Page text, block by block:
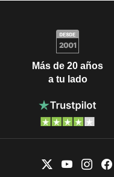
Más de 20 años
a tu lado